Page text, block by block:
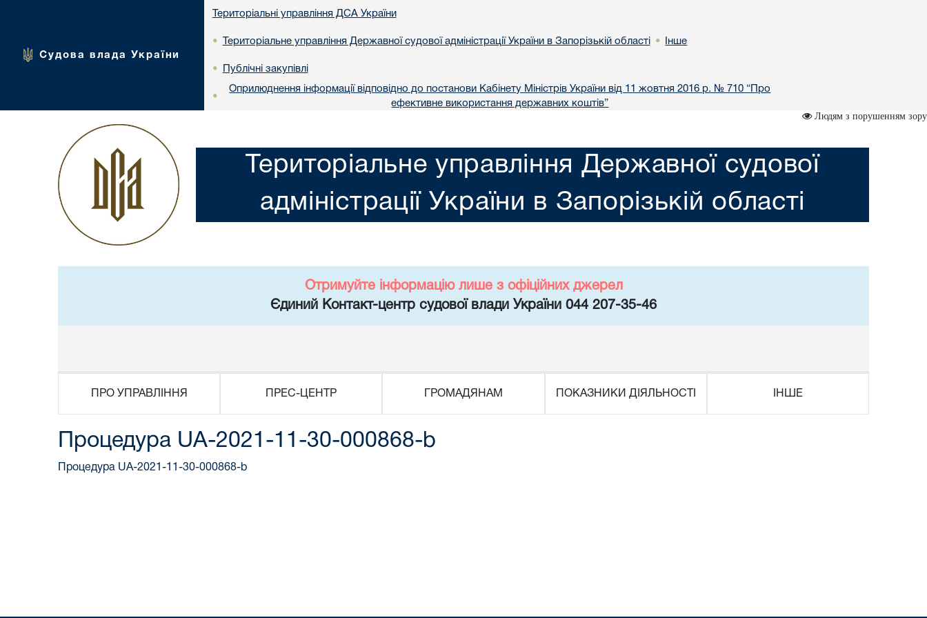
Судова влада України
Територіальні управління ДСА України
• Територіальне управління Державної судової адміністрації України в Запорізькій області • Інше
• Публічні закупівлі
•
Оприлюднення інформації відповідно до постанови Кабінету Міністрів України від 11 жовтня 2016 р. № 710 “Про
ефективне використання державних коштів”
Людям з порушенням зору
Територіальне управління Державної судової
адміністрації України в Запорізькій області
Отримуйте інформацію лише з офіційних джерел
Єдиний Контакт-центр судової влади України 044 207-35-46
ПРО УПРАВЛІННЯ ПРЕС-ЦЕНТР ГРОМАДЯНАМ ПОКАЗНИКИ ДІЯЛЬНОСТІ ІНШЕ
Процедура UA-2021-11-30-000868-b
Процедура UA-2021-11-30-000868-b